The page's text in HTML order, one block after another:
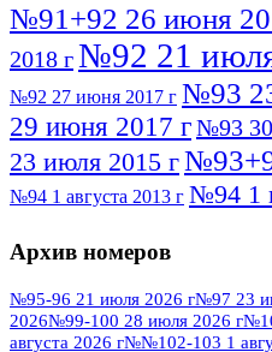
№91+92 26 июня
2018 г№92 21
№92 27 июня 2017 г №93
29 июня 2017 г№93
23 июля 2015 г
№94 1 августа 2013 г №94 1
№95 7 августа 2012 г
№95 28 июля
2013 г№96 6 июля
Архив номеров
№95-96 21 июля 2026 г№97 23
2026№99-100 28 июля 2026 г
августа 2026 г№№102-103 1